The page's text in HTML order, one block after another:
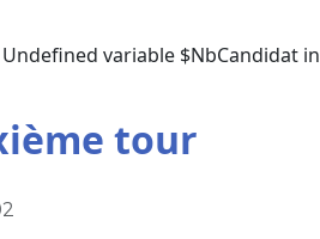
Undefined variable $NbCandidat in
tour